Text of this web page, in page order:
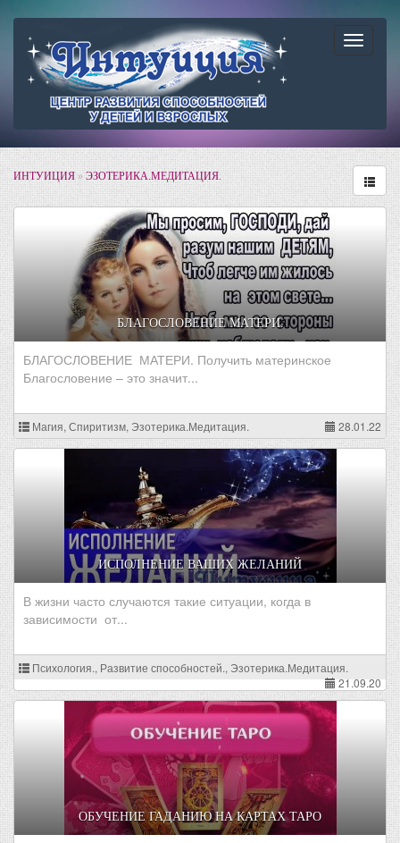
ИНТУИЦИЯ»ЭЗОТЕРИКА.МЕДИТАЦИЯ.
БЛАГОСЛОВЕНИЕ МАТЕРИ.
БЛАГОСЛОВЕНИЕ МАТЕРИ. Получить материнское
Благословение – это значит...
Магия, Спиритизм, Эзотерика.Медитация. 28.01.22
ИСПОЛНЕНИЕ ВАШИХ ЖЕЛАНИЙ
В жизни часто случаются такие ситуации, когда в
зависимости от...
Психология., Развитие способностей., Эзотерика.Медитация.
21.09.20
ОБУЧЕНИЕ ГАДАНИЮ НА КАРТАХ ТАРО